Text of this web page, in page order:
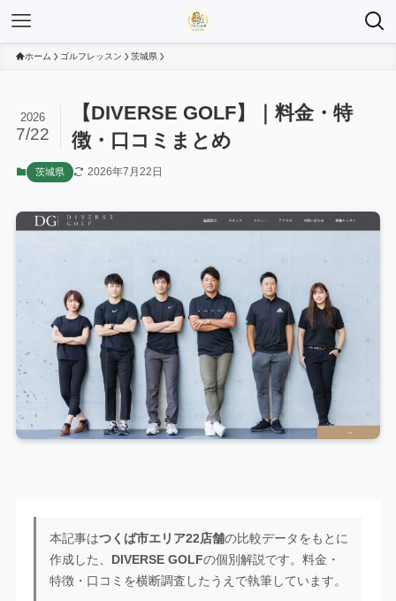
ホーム ゴルフレッスン 茨城県
【DIVERSE GOLF】｜料金・特
徴・口コミまとめ
2026
7/22
茨城県 2026年7月22日
本記事はつくば市エリア22店舗の比較データをもとに
作成した、 DIVERSE GOLFの個別解説です。料金・
特徴・口コミを横断調査したうえで執筆しています。